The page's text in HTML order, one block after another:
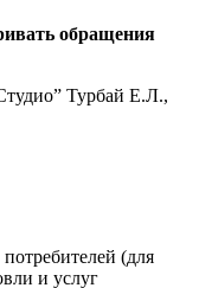
обращения
Турбай Е.Л.,
(для
и услуг